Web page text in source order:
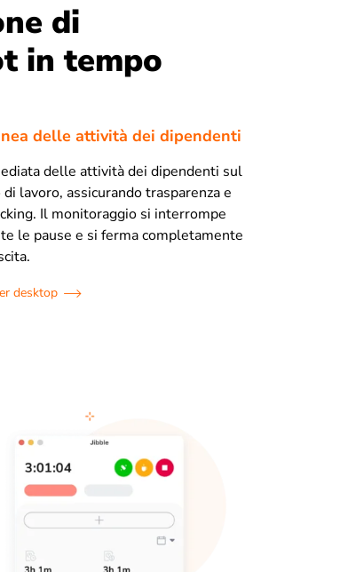
di
in tempo
delle attività dei dipendenti
delle attività dei dipendenti sul
lavoro, assicurando trasparenza e
Il monitoraggio si interrompe
le pause e si ferma completamente
desktop